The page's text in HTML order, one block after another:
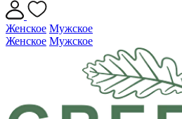
Женское Мужское
Женское Мужское